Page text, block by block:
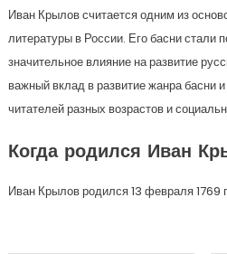
Иван Крылов считается одним из
литературы в России. Его басни стали
значительное влияние на развитие
важный вклад в развитие жанра басни
читателей разных возрастов и
Когда родился Иван
Иван Крылов родился 13 февраля 1769